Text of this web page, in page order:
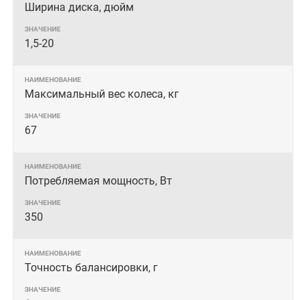
Ширина диска, дюйм
1,5-20
Максимальный вес колеса, кг
67
Потребляемая мощность, Вт
350
Точность балансировки, г